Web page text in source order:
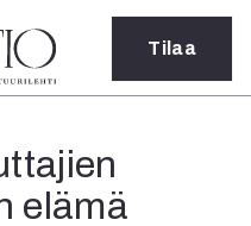
Tilaa
elämä